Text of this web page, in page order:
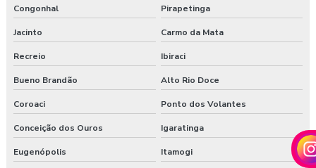
Congonhal Pirapetinga
Jacinto Carmo da Mata
Recreio Ibiraci
Bueno Brandão Alto Rio Doce
Coroaci Ponto dos Volantes
Conceição dos Ouros Igaratinga
Eugenópolis Itamogi